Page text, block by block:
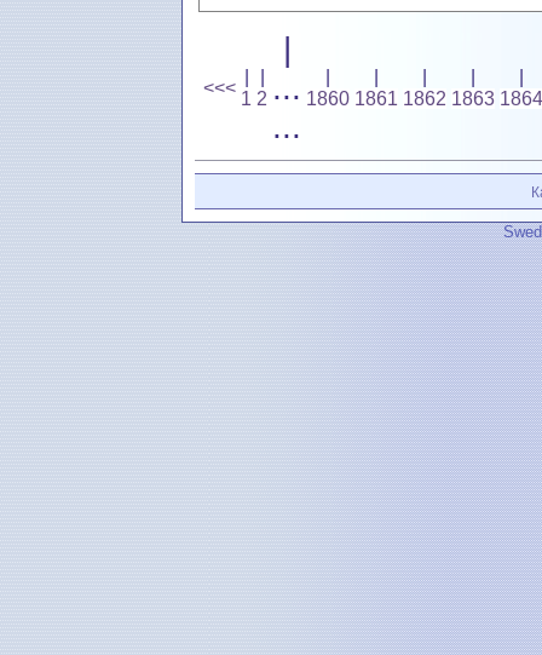
<<<
1 2
|
...
...
1860 1861 1862 1863 1864